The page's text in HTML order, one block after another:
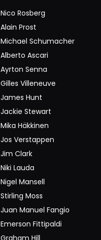
Nico Rosberg
Alain Prost
Michael Schumacher
Alberto Ascari
Ayrton Senna
Gilles Villeneuve
James Hunt
Jackie Stewart
Mika Häkkinen
Jos Verstappen
Jim Clark
Niki Lauda
Nigel Mansell
Stirling Moss
Juan Manuel Fangio
Emerson Fittipaldi
Graham Hill